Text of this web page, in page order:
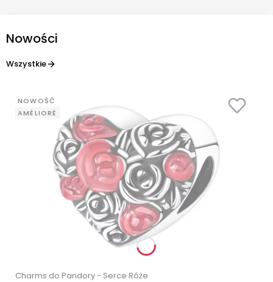
Nowości
Wszystkie
NOWOŚĆ
AMÉLIORÉ
Charms do Pandory - Serce Róże